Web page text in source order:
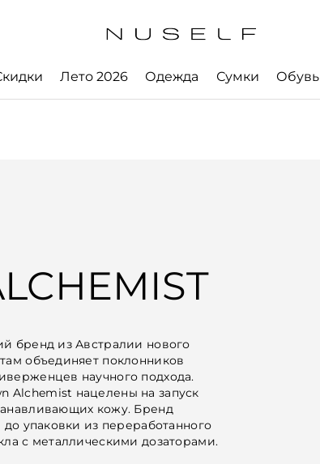
Лето 2026 Одежда Сумки Обувь
бренд из Австралии нового
объединяет поклонников
научного подхода.
нацелены на запуск
кожу. Бренд
упаковки из переработанного
с металлическими дозаторами.